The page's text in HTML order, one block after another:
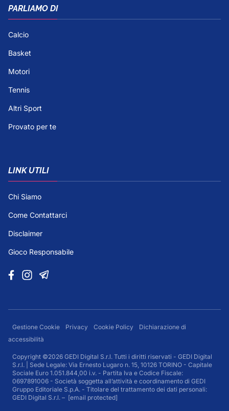
PARLIAMO DI
Calcio
Basket
Motori
Tennis
Altri Sport
Provato per te
LINK UTILI
Chi Siamo
Come Contattarci
Disclaimer
Gioco Responsabile
Gestione Cookie Privacy Cookie Policy
Dichiarazione di
accessibilità
Copyright ©2026 GEDI Digital S.r.l. Tutti i diritti riservati - GEDI Digital
S.r.l. | Sede Legale: Via Ernesto Lugaro n. 15, 10126 TORINO - Capitale
Sociale Euro 1.051.844,00 i.v. - Partita Iva e Codice Fiscale:
0697891006 - Società soggetta all’attività e coordinamento di GEDI
Gruppo Editoriale S.p.A. - Titolare del trattamento dei dati personali:
GEDI Digital S.r.l. – [email protected]